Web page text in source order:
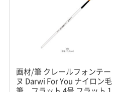
画材/筆 クレールフォンテー
ヌ Darwi For You ナイロン毛